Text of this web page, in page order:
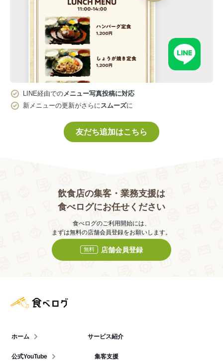
LINE経由でのメニュー写真投稿に対応
新メニューの更新がさらにスムーズに
友だち追加はこちら
飲食店の集客・業務支援は
食べログにお任せください
食べログのご利用開始には、
まずは無料の店舗会員登録をお願いします。
無料 店舗会員登録
ホーム
公式YouTube
サービス紹介
集客支援